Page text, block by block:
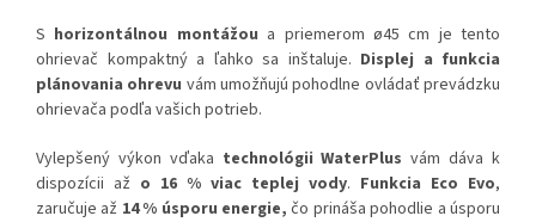
S horizontálnou montážou a priemerom ø45 cm je tento
ohrievač kompaktný a ľahko sa inštaluje. Displej a funkcia
plánovania ohrevu vám umožňujú pohodlne ovládať prevádzku
ohrievača podľa vašich potrieb.
Vylepšený výkon vďaka technológii WaterPlus vám dáva k
dispozícii až o 16 % viac teplej vody. Funkcia Eco Evo,
zaručuje až 14 % úsporu energie, čo prináša pohodlie a úsporu